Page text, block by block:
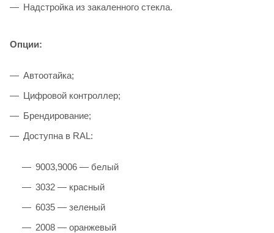
Надстройка из закаленного стекла.
Опции:
Автоотайка;
Цифровой контроллер;
Брендирование;
Доступна в RAL:
9003,9006 — белый
3032 — красный
6035 — зеленый
2008 — оранжевый